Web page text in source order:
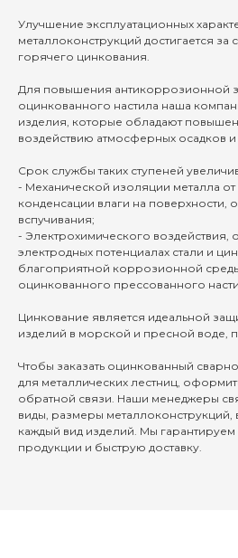
Улучшение эксплуатационных
металлоконструкций достигается за
горячего цинкования.
Для повышения антикоррозионной
оцинкованного настила наша
изделия, которые обладают
воздействию атмосферных осадков
Срок службы таких ступеней
- Механической изоляции металла
конденсации влаги на поверхности,
вспучивания;
- Электрохимического воздействия,
электродных потенциалах стали и
благоприятной коррозионной
оцинкованного прессованного
Цинкование является идеальной
изделий в морской и пресной воде,
Чтобы заказать оцинкованный
для металлических лестниц,
обратной связи. Наши менеджеры
виды, размеры металлоконструкций,
каждый вид изделий. Мы гарантируем
продукции и быструю доставку.